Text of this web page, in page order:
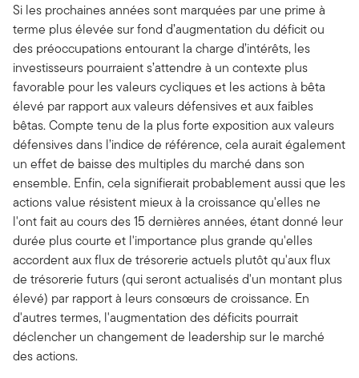
Si les prochaines années sont marquées par une prime à
terme plus élevée sur fond d’augmentation du déficit ou
des préoccupations entourant la charge d’intérêts, les
investisseurs pourraient s’attendre à un contexte plus
favorable pour les valeurs cycliques et les actions à bêta
élevé par rapport aux valeurs défensives et aux faibles
bêtas. Compte tenu de la plus forte exposition aux valeurs
défensives dans l’indice de référence, cela aurait également
un effet de baisse des multiples du marché dans son
ensemble. Enfin, cela signifierait probablement aussi que les
actions value résistent mieux à la croissance qu'elles ne
l'ont fait au cours des 15 dernières années, étant donné leur
durée plus courte et l'importance plus grande qu'elles
accordent aux flux de trésorerie actuels plutôt qu'aux flux
de trésorerie futurs (qui seront actualisés d'un montant plus
élevé) par rapport à leurs consœurs de croissance. En
d'autres termes, l'augmentation des déficits pourrait
déclencher un changement de leadership sur le marché
des actions.